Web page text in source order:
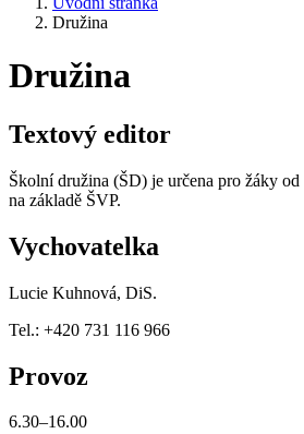
Družina
Družina
Textový editor
Školní družina (ŠD) je určena pro žáky
na základě ŠVP.
Vychovatelka
Lucie Kuhnová, DiS.
Tel.: +420 731 116 966
Provoz
6.30–16.00